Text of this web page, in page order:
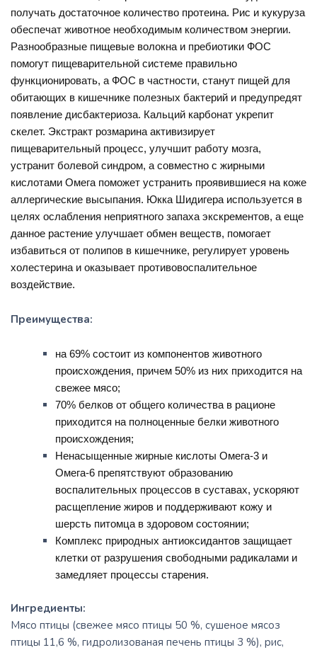
получать достаточное количество протеина. Рис и кукуруза
обеспечат животное необходимым количеством энергии.
Разнообразные пищевые волокна и пребиотики ФОС
помогут пищеварительной системе правильно
функционировать, а ФОС в частности, станут пищей для
обитающих в кишечнике полезных бактерий и предупредят
появление дисбактериоза. Кальций карбонат укрепит
скелет. Экстракт розмарина активизирует
пищеварительный процесс, улучшит работу мозга,
устранит болевой синдром, а совместно с жирными
кислотами Омега поможет устранить проявившиеся на коже
аллергические высыпания. Юкка Шидигера используется в
целях ослабления неприятного запаха экскрементов, а еще
данное растение улучшает обмен веществ, помогает
избавиться от полипов в кишечнике, регулирует уровень
холестерина и оказывает противовоспалительное
воздействие.
Преимущества:
на 69% состоит из компонентов животного
происхождения, причем 50% из них приходится на
свежее мясо;
70% белков от общего количества в рационе
приходится на полноценные белки животного
происхождения;
Ненасыщенные жирные кислоты Омега-3 и
Омега-6 препятствуют образованию
воспалительных процессов в суставах, ускоряют
расщепление жиров и поддерживают кожу и
шерсть питомца в здоровом состоянии;
Комплекс природных антиоксидантов защищает
клетки от разрушения свободными радикалами и
замедляет процессы старения.
Ингредиенты:
Мясо птицы (свежее мясо птицы 50 %, сушеное мясоз
птицы 11,6 %, гидролизовaная печень птицы 3 %), рис,